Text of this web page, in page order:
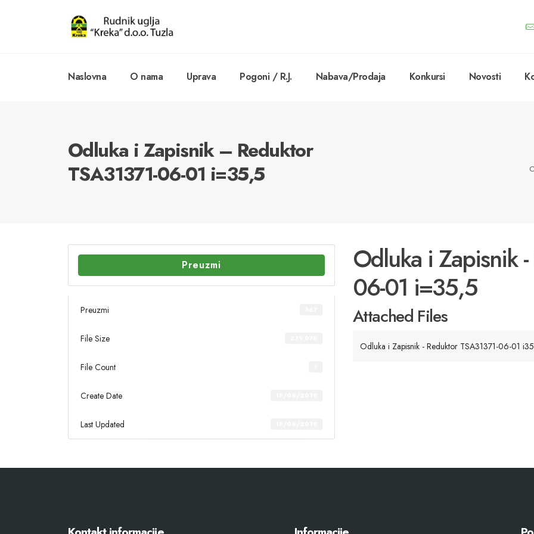
Naslovna O nama Uprava Pogoni / R.J. Nabava/Prodaja Konkursi Novosti
Odluka i Zapisnik – Reduktor
TSA31371-06-01 i=35,5
Preuzmi
Preuzmi
File Size
File Count
Create Date
Last Updated
Odluka i Zapisnik
06-01 i=35,5
Attached Files
Odluka i Zapisnik - Reduktor TSA31371-06-01